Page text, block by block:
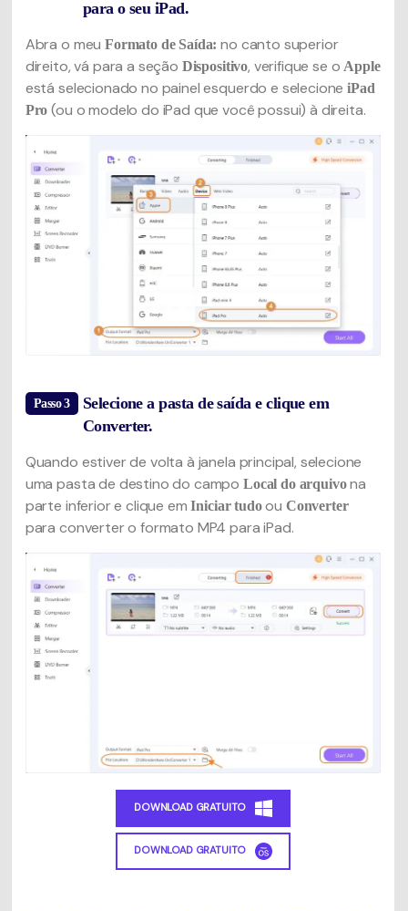
para o seu iPad.
Abra o meuFormato de Saída:no canto superior
direito, vá para a seção Dispositivo, verifique se oApple
está selecionado no painel esquerdo e selecioneiPad
Pro(ou o modelo do iPad que você possui) à direita.
Passo 3
Selecione a pasta de saída e clique em
Converter.
Quando estiver de volta à janela principal, selecione
uma pasta de destino do campo Local do arquivona
parte inferior e clique emIniciar tudoou Converter
para converter o formato MP4 para iPad.
DOWNLOAD GRATUITO
DOWNLOAD GRATUITO